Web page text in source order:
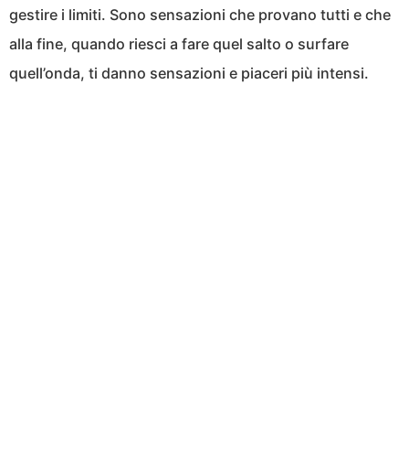
gestire i limiti. Sono sensazioni che provano tutti e che
alla fine, quando riesci a fare quel salto o surfare
quell’onda, ti danno sensazioni e piaceri più intensi.